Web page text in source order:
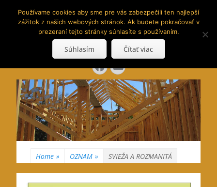
www.hranoly.sk
…kus prírody priamo k Vám
Search
Facebook
YouTube
Home » OZNAM » SVIEŽA A ROZMANITÁ
Používame cookies aby sme pre vás zabezpečili ten najlepší
zážitok z našich webových stránok. Ak budete pokračovať v
prezeraní tejto stránky súhlasíte s používaním.
Súhlasím Čítať viac